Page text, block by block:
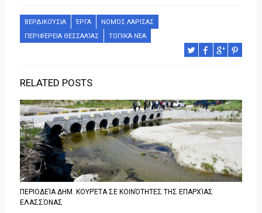
ΒΕΡΔΙΚΟΎΣΙΑ ΈΡΓΑ
ΝΟΜΌΣ ΛΆΡΙΣΑΣ
ΠΕΡΙΦΈΡΕΙΑ ΘΕΣΣΑΛΊΑΣ
ΤΟΠΙΚΆ ΝΈΑ
RELATED POSTS
ΠΕΡΙΟΔΕΊΑ ΔΗΜ. ΚΟΥΡΈΤΑ ΣΕ ΚΟΙΝΌΤΗΤΕΣ ΤΗΣ ΕΠΑΡΧΊΑΣ
ΕΛΑΣΣΌΝΑΣ